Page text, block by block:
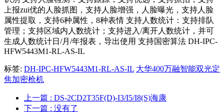
上报zui优的人脸抓图，支持人脸增强，人脸曝光，支持人脸
属性提取，支持6种属性，8种表情 支持人数统计：支持排队
管理；支持区域内人数统计；支持进入/离开人数统计，并可
生成人数统计日/月/年报表，导出使用 支持国密算法 DH-IPC-
HFW5443M1-RL-AS-IL
标签: DH-IPC-HFW5443M1-RL-AS-IL 大华400万融智能双光定
焦加密枪机
上一篇 : DS-2CD2T35F(D)-I3/I5/I8(S)海康
下一篇 : 没有了